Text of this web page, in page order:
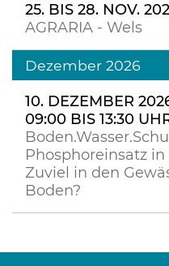
25. BIS 28. NOV.
AGRARIA - Wels
Dezember 2026
10. DEZEMBER
09:00 BIS 13:30
Phosphoreinsatz
Zuviel in den
Boden?